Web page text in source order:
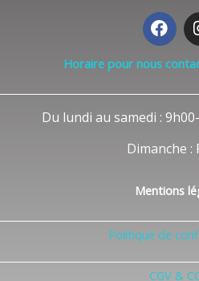
F
a
c
e
o
Horaire pour nous
Du lundi au samedi :
Dimanche :
Mentions
Politique de
CGV &